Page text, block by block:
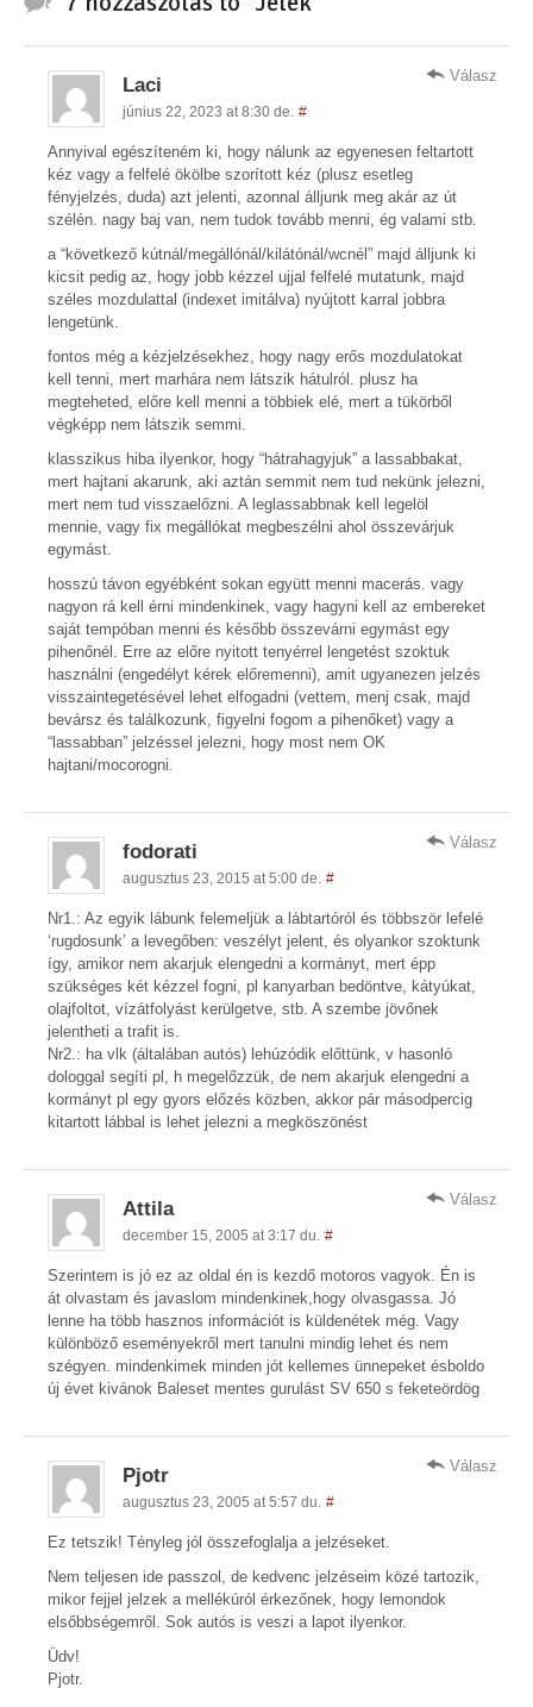
Laci
június 22, 2023 at 8:30 de. #
Annyival egészíteném ki, hogy nálunk az egyenesen feltartott
kéz vagy a felfelé ökölbe szorított kéz (plusz esetleg
fényjelzés, duda) azt jelenti, azonnal álljunk meg akár az út
szélén. nagy baj van, nem tudok tovább menni, ég valami stb.
a “következő kútnál/megállónál/kilátónál/wcnél” majd álljunk ki
kicsit pedig az, hogy jobb kézzel ujjal felfelé mutatunk, majd
széles mozdulattal (indexet imitálva) nyújtott karral jobbra
lengetünk.
fontos még a kézjelzésekhez, hogy nagy erős mozdulatokat
kell tenni, mert marhára nem látszik hátulról. plusz ha
megteheted, előre kell menni a többiek elé, mert a tükörből
végképp nem látszik semmi.
klasszikus hiba ilyenkor, hogy “hátrahagyjuk” a lassabbakat,
mert hajtani akarunk, aki aztán semmit nem tud nekünk jelezni,
mert nem tud visszaelőzni. A leglassabbnak kell legelöl
mennie, vagy fix megállókat megbeszélni ahol összevárjuk
egymást.
hosszú távon egyébként sokan együtt menni macerás. vagy
nagyon rá kell érni mindenkinek, vagy hagyni kell az embereket
saját tempóban menni és később összevárni egymást egy
pihenőnél. Erre az előre nyitott tenyérrel lengetést szoktuk
használni (engedélyt kérek előremenni), amit ugyanezen jelzés
visszaintegetésével lehet elfogadni (vettem, menj csak, majd
bevársz és találkozunk, figyelni fogom a pihenőket) vagy a
“lassabban” jelzéssel jelezni, hogy most nem OK
hajtani/mocorogni.
Válasz
fodorati
augusztus 23, 2015 at 5:00 de. #
Nr1.: Az egyik lábunk felemeljük a lábtartóról és többször lefelé
‘rugdosunk’ a levegőben: veszélyt jelent, és olyankor szoktunk
így, amikor nem akarjuk elengedni a kormányt, mert épp
szükséges két kézzel fogni, pl kanyarban bedöntve, kátyúkat,
olajfoltot, vízátfolyást kerülgetve, stb. A szembe jövőnek
jelentheti a trafit is.
Nr2.: ha vlk (általában autós) lehúzódik előttünk, v hasonló
dologgal segíti pl, h megelőzzük, de nem akarjuk elengedni a
kormányt pl egy gyors előzés közben, akkor pár másodpercig
kitartott lábbal is lehet jelezni a megköszönést
Válasz
Attila
december 15, 2005 at 3:17 du. #
Szerintem is jó ez az oldal én is kezdő motoros vagyok. Én is
át olvastam és javaslom mindenkinek,hogy olvasgassa. Jó
lenne ha több hasznos információt is küldenétek még. Vagy
különböző eseményekről mert tanulni mindig lehet és nem
szégyen. mindenkimek minden jót kellemes ünnepeket ésboldo
új évet kivánok Baleset mentes gurulást SV 650 s feketeördög
Válasz
Pjotr
augusztus 23, 2005 at 5:57 du. #
Ez tetszik! Tényleg jól összefoglalja a jelzéseket.
Nem teljesen ide passzol, de kedvenc jelzéseim közé tartozik,
mikor fejjel jelzek a mellékúról érkezőnek, hogy lemondok
elsőbbségemről. Sok autós is veszi a lapot ilyenkor.
Üdv!
Pjotr.
Válasz